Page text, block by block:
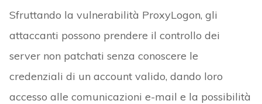
Sfruttando la vulnerabilità ProxyLogon, gli
attaccanti possono prendere il controllo dei
server non patchati senza conoscere le
credenziali di un account valido, dando loro
accesso alle comunicazioni e-mail e la possibilità